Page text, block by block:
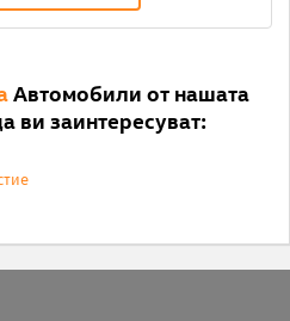
Автомобили от нашата
ви заинтересуват: